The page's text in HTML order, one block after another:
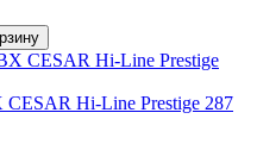
Hi-Line Prestige 287